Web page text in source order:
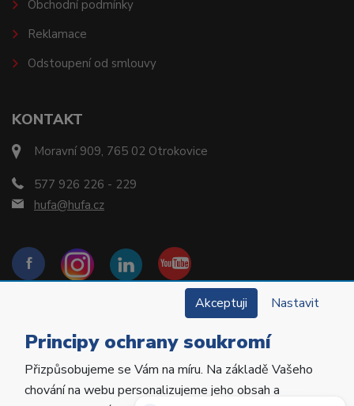
KONTAKT
Moravní 909, 765 02 Otrokovice
577 926 226 - 229
hufa@hufa.cz
Obchodní podmínky
Reklamace
Odstoupení od smlouvy
Copyright © 2022 Hu-Fa Dental a.s. Všechna práva
vyhrazena.
Akceptuji Nastavit
Principy ochrany soukromí
Přizpůsobujeme se Vám na míru. Na základě Vašeho
chování na webu personalizujeme jeho obsah a
Potřebujete poradit?Zeptejte se našeho